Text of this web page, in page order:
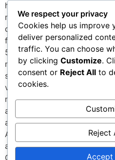
ha usado con éxito en dosis
mg, lo que incrementó la
durante 2 semanas. Las
físicos o de mejora del
50-75 mg por semana para
mg al día para el oral,
semanas. Tenga en cuenta
virilizantes todavía son
monitoreados
acetato de norclostebol ya
agente de prescripción. 1
Amer. Chem. Soc. 78
and Sports Volume II. James
Consultants, Natick, MA
We respect your privacy
Cookies help us improve
deliver personalized
traffic. You can choose
by clicking Customize.
consent or Reject All to
cookies.
Reject
Accept